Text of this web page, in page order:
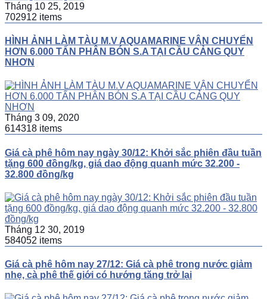
Tháng 10 25, 2019
702912 items
HÌNH ẢNH LÀM TÀU M.V AQUAMARINE VẬN CHUYỂN
HƠN 6.000 TẤN PHÂN BÓN S.A TẠI CẦU CẢNG QUY
NHƠN
Tháng 3 09, 2020
614318 items
Giá cà phê hôm nay ngày 30/12: Khởi sắc phiên đầu tuần
tặng 600 đồng/kg, giá dao động quanh mức 32.200 -
32.800 đồng/kg
Tháng 12 30, 2019
584052 items
Giá cà phê hôm nay 27/12: Giá cà phê trong nước giảm
nhẹ, cà phê thế giới có hướng tăng trở lại